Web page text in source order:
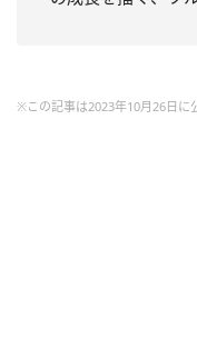
※この記事は2023年10月26日に